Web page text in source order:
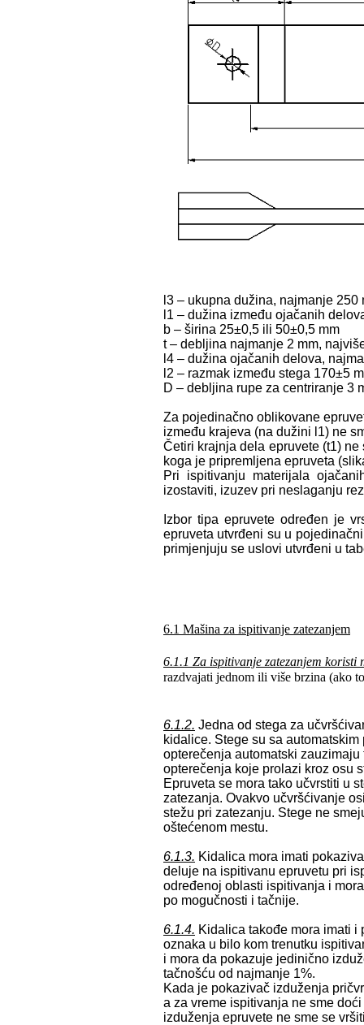
l3 – ukupna dužina, najmanje 250
l1 – dužina između ojačanih
b – širina 25±0,5 ili 50±0,5 mm
t – debljina najmanje 2 mm,
l4 – dužina ojačanih delova,
l2 – razmak između stega 170±5
D – debljina rupe za centriranje 3
Za pojedinačno oblikovane
između krajeva (na dužini l1) ne
Četiri krajnja dela epruvete (t1)
koga je pripremljena epruveta
Pri ispitivanju materijala
izostaviti, izuzev pri neslaganju
Izbor tipa epruvete određen je
epruveta utvrđeni su u
primjenjuju se uslovi utvrđeni u
6.1 Mašina za ispitivanje zatezanjem
6.1.1 Za ispitivanje zatezanjem koristi
razdvajati jednom ili više brzina (ako
6.1.2. Jedna od stega za
kidalice. Stege su sa
opterečenja automatski
opterečenja koje prolazi kroz osu
Epruveta se mora tako učvrstiti u
zatezanja. Ovakvo učvršćivanje
stežu pri zatezanju. Stege ne
oštećenom mestu.
6.1.3. Kidalica mora imati
deluje na ispitivanu epruvetu pri
određenoj oblasti ispitivanja i
po mogučnosti i tačnije.
6.1.4. Kidalica takođe mora imati
oznaka u bilo kom trenutku
i mora da pokazuje jedinično
tačnošću od najmanje 1%.
Kada je pokazivač izduženja
a za vreme ispitivanja ne sme
izduženja epruvete ne sme se